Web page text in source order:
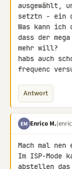
ausgewählt,
setztn - ein
Was kann
dass der
mehr will?
habs auch
frequenc
Antwort
EM Enrico M.
Mach mal
Im ISP-Mode
abstellen